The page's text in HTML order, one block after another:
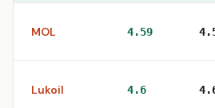
MOL 4.59
Lukoil 4.6